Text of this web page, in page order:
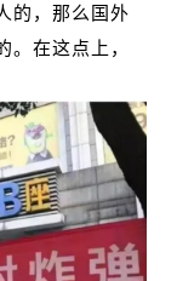
的，那么国外
在这点上，